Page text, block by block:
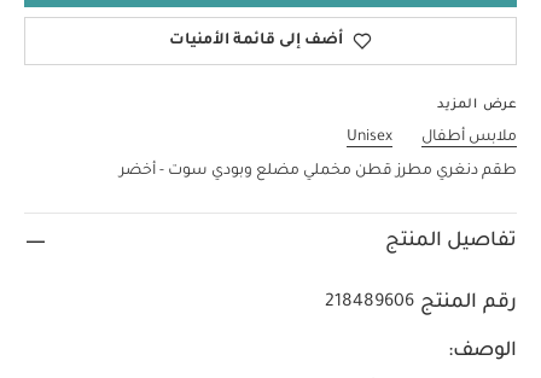
أضف إلى قائمة الأمنيات
عرض المزيد
ملابس أطفال
Unisex
طقم دنغري مطرز قطن مخملي مضلع وبودي سوت - أخضر
تفاصيل المنتج
رقم المنتج 218489606
الوصف: